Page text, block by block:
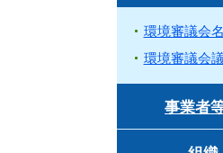
環境審議会
環境審議会
事業者